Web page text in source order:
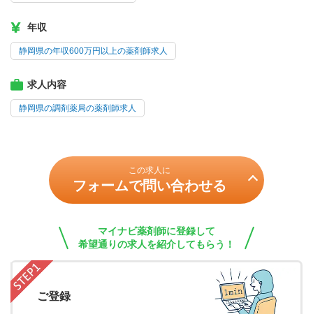
年収
静岡県の年収600万円以上の薬剤師求人
求人内容
静岡県の調剤薬局の薬剤師求人
この求人に
フォームで問い合わせる
マイナビ薬剤師に登録して
希望通りの求人を紹介してもらう！
ご登録